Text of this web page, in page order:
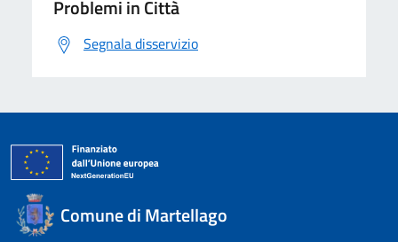
Problemi in Città
Segnala disservizio
Comune di Martellago